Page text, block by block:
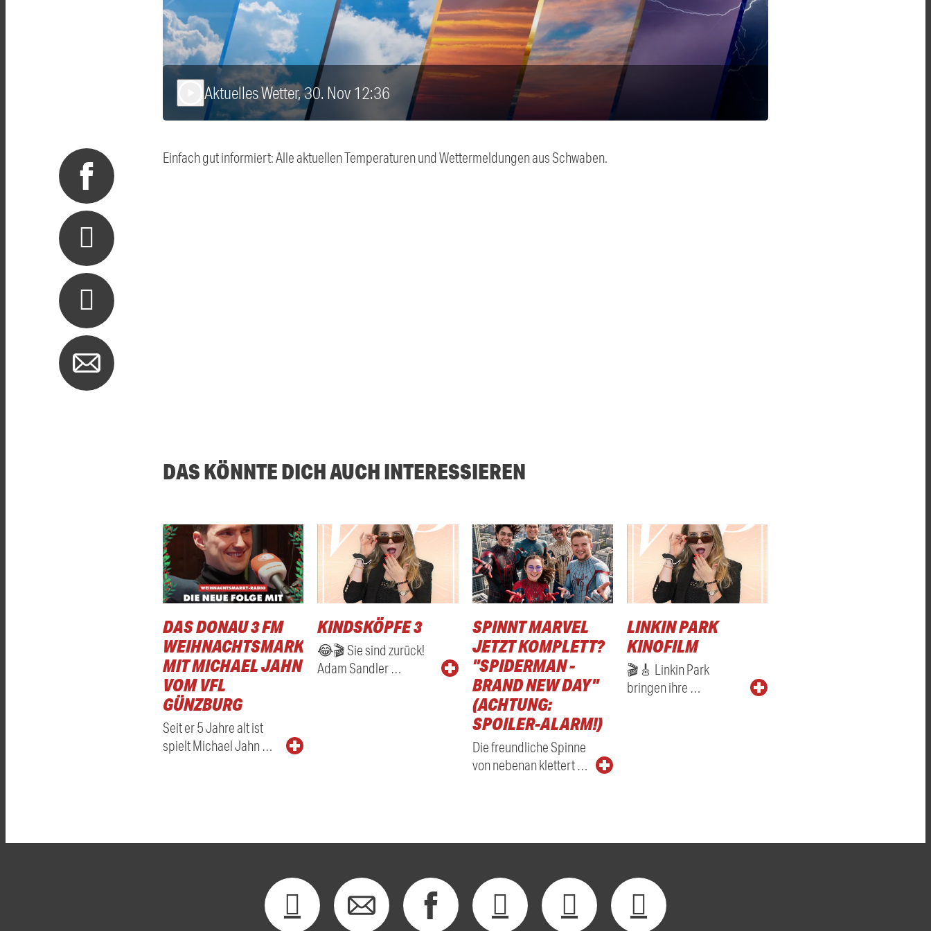
Aktuelles Wetter, 30. Nov 12:36
Einfach gut informiert: Alle aktuellen Temperaturen und Wettermeldungen aus Schwaben.
DAS KÖNNTE DICH AUCH INTERESSIEREN
DAS DONAU 3 FM
WEIHNACHTSMARKTRADIO
MIT MICHAEL JAHN
VOM VFL
GÜNZBURG
Seit er 5 Jahre alt ist
spielt Michael Jahn …
KINDSKÖPFE 3
😂🎬 Sie sind zurück!
Adam Sandler …
SPINNT MARVEL
JETZT KOMPLETT?
"SPIDERMAN -
BRAND NEW DAY"
(ACHTUNG:
SPOILER-ALARM!)
Die freundliche Spinne
von nebenan klettert …
LINKIN PARK
KINOFILM
🎬🎸 Linkin Park
bringen ihre …